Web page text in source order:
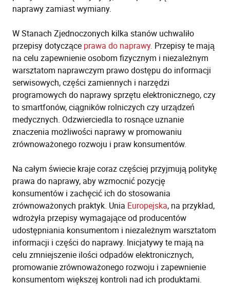
naprawy zamiast wymiany.
W Stanach Zjednoczonych kilka stanów uchwaliło
przepisy dotyczące prawa do naprawy. Przepisy te mają
na celu zapewnienie osobom fizycznym i niezależnym
warsztatom naprawczym prawo dostępu do informacji
serwisowych, części zamiennych i narzędzi
programowych do naprawy sprzętu elektronicznego, czy
to smartfonów, ciągników rolniczych czy urządzeń
medycznych. Odzwierciedla to rosnące uznanie
znaczenia możliwości naprawy w promowaniu
zrównoważonego rozwoju i praw konsumentów.
Na całym świecie kraje coraz częściej przyjmują politykę
prawa do naprawy, aby wzmocnić pozycję
konsumentów i zachęcić ich do stosowania
zrównoważonych praktyk. Unia Europejska, na przykład,
wdrożyła przepisy wymagające od producentów
udostępniania konsumentom i niezależnym warsztatom
informacji i części do naprawy. Inicjatywy te mają na
celu zmniejszenie ilości odpadów elektronicznych,
promowanie zrównoważonego rozwoju i zapewnienie
konsumentom większej kontroli nad ich produktami.